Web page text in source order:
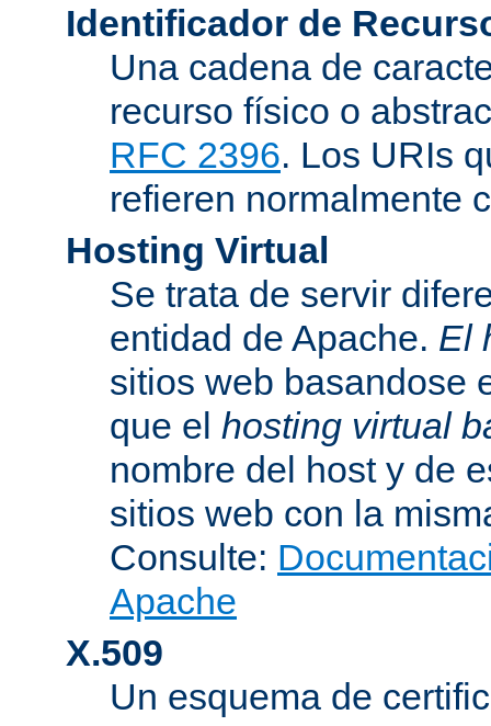
Identificador de
Una cadena de
recurso físico o
RFC 2396. Los URIs
refieren normalmente
Hosting Virtual
Se trata de servir
entidad de Apache. El
sitios web basandose
que el hosting virtual
nombre del host y de
sitios web con la
Consulte:
Apache
X.509
Un esquema de